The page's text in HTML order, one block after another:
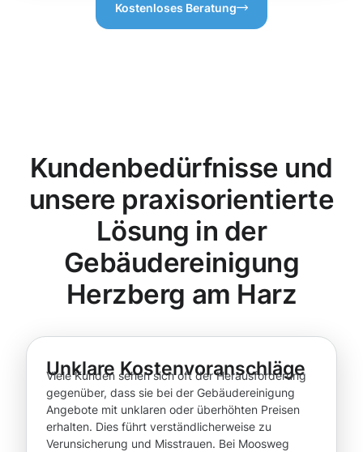
Kostenloses Beratung
Kundenbedürfnisse und
unsere praxisorientierte
Lösung in der
Gebäudereinigung
Herzberg am Harz
Unklare Kostenvoranschläge
Viele Kunden sehen sich oft der Herausforderung
gegenüber, dass sie bei der Gebäudereinigung
Angebote mit unklaren oder überhöhten Preisen
erhalten. Dies führt verständlicherweise zu
Verunsicherung und Misstrauen. Bei Moosweg